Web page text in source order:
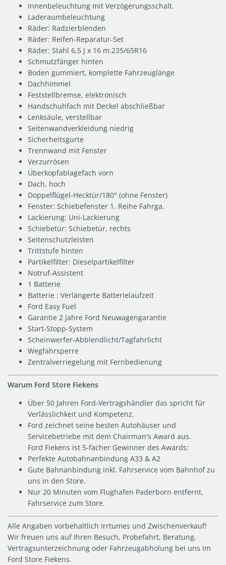
Innenbeleuchtung mit Verzögerungsschalt.
Laderaumbeleuchtung
Räder: Radzierblenden
Räder: Reifen-Reparatur-Set
Räder: Stahl 6,5 J x 16 m.235/65R16
Schmutzfänger hinten
Boden gummiert, komplette Fahrzeuglänge
Dachhimmel
Feststellbremse, elektronisch
Handschuhfach mit Deckel abschließbar
Lenksäule, verstellbar
Seitenwandverkleidung niedrig
Sicherheitsgurte
Trennwand mit Fenster
Verzurrösen
Überkopfablagefach vorn
Dach, hoch
Doppelflügel-Hecktür/180° (ohne Fenster)
Fenster: Schiebefenster 1. Reihe Fahrga.
Lackierung: Uni-Lackierung
Schiebetür: Schiebetür, rechts
Seitenschutzleisten
Trittstufe hinten
Partikelfilter: Dieselpartikelfilter
Notruf-Assistent
1 Batterie
Batterie : Verlängerte Batterielaufzeit
Ford Easy Fuel
Garantie 2 Jahre Ford Neuwagengarantie
Start-Stopp-System
Scheinwerfer-Abblendlicht/Tagfahrlicht
Wegfahrsperre
Zentralverriegelung mit Fernbedienung
Warum Ford Store Fiekens
Über 50 Jahren Ford-Vertragshändler das spricht für
Verlässlichkeit und Kompetenz.
Ford zeichnet seine besten Autohäuser und
Servicebetriebe mit dem Chairman's Award aus.
Ford Fiekens ist 5-facher Gewinner des Awards:
Perfekte Autobahnanbindung A33 & A2
Gute Bahnanbindung inkl. Fahrservice vom Bahnhof zu
uns in den Store.
Nur 20 Minuten vom Flughafen Paderborn entfernt,
Fahrservice zum Store.
Alle Angaben vorbehaltlich Irrtumes und Zwischenverkauf!
Wir freuen uns auf Ihren Besuch, Probefahrt, Beratung,
Vertragsunterzeichnung oder Fahrzeugabholung bei uns im
Ford Store Fiekens.